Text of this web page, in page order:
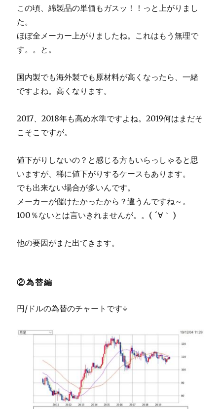
この頃、綿製品の単価もガスッ！！っと上がりまし
た。
ほぼ全メーカー上がりましたね。これはもう無理で
す。。と。
国内製でも海外製でも原材料が高くなったら、一緒
ですよね。高くなります。
2017、2018年も高め水準ですよね。2019何はまだそ
こそこですが。
値下がりしないの？と感じる方もいらっしゃると思
いますが、稀に値下がりするケースもあります。
でも出来ない場合が多いんです。
メーカーが儲けたかったから？違うんですね～。
100％ないとは言いきれませんが。。( ´∀｀ )
他の要因がまた出てきます。
②為替編
円/ドルの為替のチャートです↓